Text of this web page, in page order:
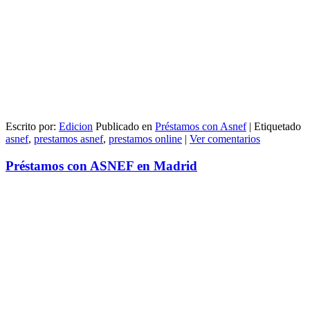
Escrito por: Edicion Publicado en Préstamos con Asnef | Etiquetado
asnef, prestamos asnef, prestamos online | Ver comentarios
Préstamos con ASNEF en Madrid